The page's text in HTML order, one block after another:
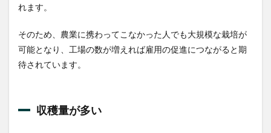
れます。
そのため、農業に携わってこなかった人でも大規模な栽培が
可能となり、工場の数が増えれば雇用の促進につながると期
待されています。
収穫量が多い